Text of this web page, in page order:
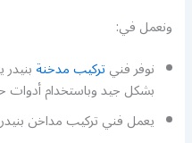
ونعمل في:
نوفر فنيتركيب مدخنة
بشكل جيد وباستخدام أدوات
يعمل فني تركيب مداخن